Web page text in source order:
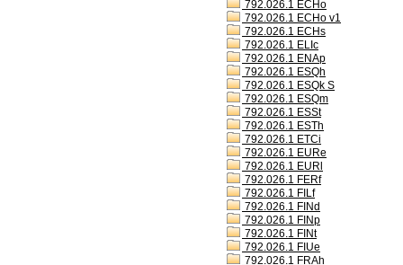
792.026.1 ECHo
792.026.1 ECHo v1
792.026.1 ECHs
792.026.1 ELIc
792.026.1 ENAp
792.026.1 ESQh
792.026.1 ESQk S
792.026.1 ESQm
792.026.1 ESSt
792.026.1 ESTh
792.026.1 ETCi
792.026.1 EURe
792.026.1 EURl
792.026.1 FERf
792.026.1 FILf
792.026.1 FINd
792.026.1 FINp
792.026.1 FINt
792.026.1 FIUe
792.026.1 FRAh